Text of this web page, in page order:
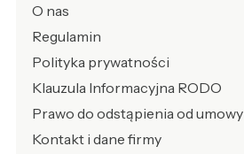
O nas
Regulamin
Polityka prywatności
Klauzula Informacyjna RODO
Prawo do odstąpienia od umowy
Kontakt i dane firmy